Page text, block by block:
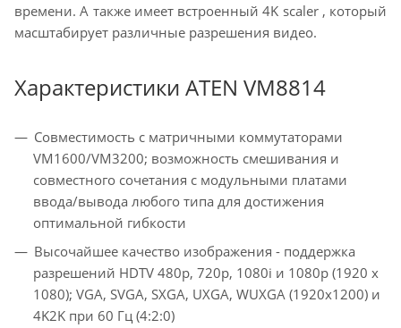
времени. А также имеет встроенный 4K scaler , который
масштабирует различные разрешения видео.
Характеристики ATEN VM8814
Совместимость с матричными коммутаторами
VM1600/VM3200; возможность смешивания и
совместного сочетания с модульными платами
ввода/вывода любого типа для достижения
оптимальной гибкости
Высочайшее качество изображения - поддержка
разрешений HDTV 480p, 720p, 1080i и 1080p (1920 x
1080); VGA, SVGA, SXGA, UXGA, WUXGA (1920x1200) и
4K2K при 60 Гц (4:2:0)